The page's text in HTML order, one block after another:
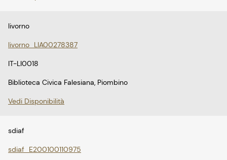
livorno
livorno_LIA00278387
IT-LI0018
Biblioteca Civica Falesiana, Piombino
Vedi Disponibilità
sdiaf
sdiaf_E200100110975